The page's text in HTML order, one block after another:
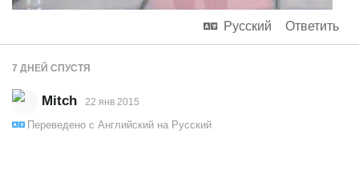
Русский Ответить
7 ДНЕЙ СПУСТЯ
Mitch 22 янв 2015
Переведено с Английский на Русский